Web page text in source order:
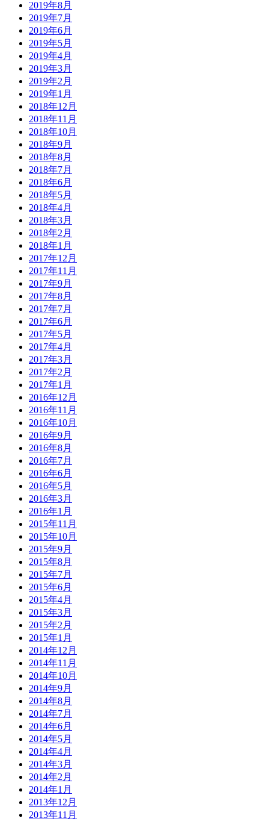
2019年8月
2019年7月
2019年6月
2019年5月
2019年4月
2019年3月
2019年2月
2019年1月
2018年12月
2018年11月
2018年10月
2018年9月
2018年8月
2018年7月
2018年6月
2018年5月
2018年4月
2018年3月
2018年2月
2018年1月
2017年12月
2017年11月
2017年9月
2017年8月
2017年7月
2017年6月
2017年5月
2017年4月
2017年3月
2017年2月
2017年1月
2016年12月
2016年11月
2016年10月
2016年9月
2016年8月
2016年7月
2016年6月
2016年5月
2016年3月
2016年1月
2015年11月
2015年10月
2015年9月
2015年8月
2015年7月
2015年6月
2015年4月
2015年3月
2015年2月
2015年1月
2014年12月
2014年11月
2014年10月
2014年9月
2014年8月
2014年7月
2014年6月
2014年5月
2014年4月
2014年3月
2014年2月
2014年1月
2013年12月
2013年11月